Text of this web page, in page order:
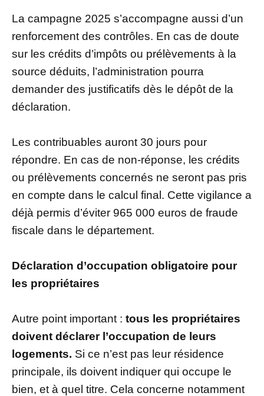
La campagne 2025 s’accompagne aussi d’un
renforcement des contrôles. En cas de doute
sur les crédits d’impôts ou prélèvements à la
source déduits, l’administration pourra
demander des justificatifs dès le dépôt de la
déclaration.
Les contribuables auront 30 jours pour
répondre. En cas de non-réponse, les crédits
ou prélèvements concernés ne seront pas pris
en compte dans le calcul final. Cette vigilance a
déjà permis d’éviter 965 000 euros de fraude
fiscale dans le département.
Déclaration d’occupation obligatoire pour
les propriétaires
Autre point important : tous les propriétaires
doivent déclarer l’occupation de leurs
logements. Si ce n’est pas leur résidence
principale, ils doivent indiquer qui occupe le
bien, et à quel titre. Cela concerne notamment